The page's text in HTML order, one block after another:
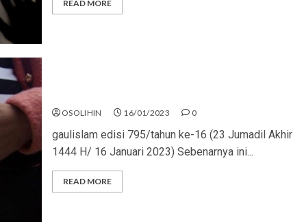
READ MORE
OSOLIHIN 16/01/2023 0
gaulislam edisi 795/tahun ke-16 (23 Jumadil Akhir
1444 H/ 16 Januari 2023) Sebenarnya ini...
READ MORE